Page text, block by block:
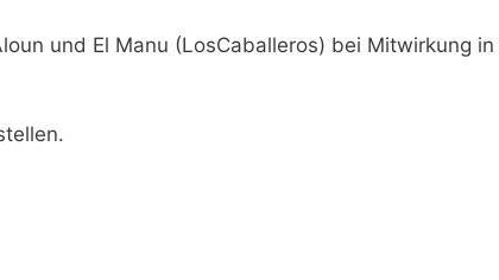
und El Manu (LosCaballeros) bei Mitwirkung